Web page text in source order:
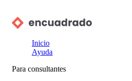
Inicio
Ayuda
Para consultantes